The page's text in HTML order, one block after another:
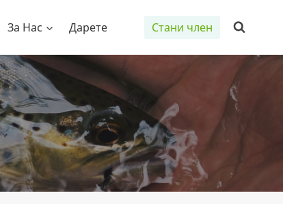
За Нас Дарете Стани член